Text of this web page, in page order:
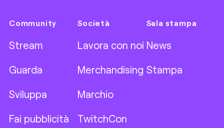
Community
Stream
Guarda
Sviluppa
Fai pubblicità
Società
Lavora con noi
Merchandising
Marchio
TwitchCon
Sala stampa
News
Stampa